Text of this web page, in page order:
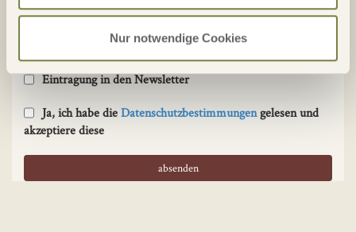
Nur notwendige Cookies
Kontakt
Eintragung in den Newsletter
Ja, ich habe dieDatenschutzbestimmungengelesen und
akzeptiere diese